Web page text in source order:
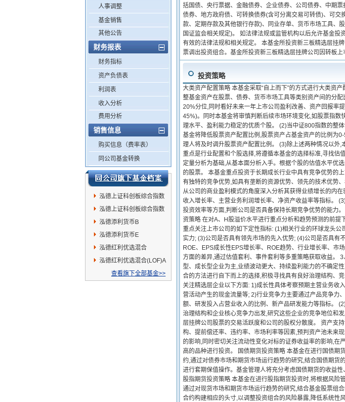
人事调整
基金销售
其他公告
财务报表
财务指标
资产负债表
利润表
收入分析
费用分析
销售信息
购买信息（费率表）
同公司基金转换
泓德上证科创板综合指数
增强A
泓德上证科创板综合指数
增强C
泓德添利货币B
泓德添利货币E
泓德红利优选混合
(LOF)C
泓德红利优选混合(LOF)A
查看旗下全部基金>>
括国债、央行票据、金融债券、企业债券、公司债券、中期
债券、地方政府债、可转换债券(含可分离交易可转债)、可
款、定期存款及其他银行存款)、同业存单、货币市场工具、
国证监会相关规定)。 如法律法规或监管机构以后允许基金
有效的法律法规和相关规定。 本基金所投资新三板精选层挂
票调出投资组合。基金所投资新三板精选层挂牌公司因转板上
投资策略
大类资产配置策略 本基金采取“自上而下”的方式进行大类资
整基金资产在股票、债券、货币市场工具等类别资产间的分
20%分位,同时看好未来一年上市公司盈利改善、资产回报率
45%)。同时本基金将审慎判断后续市场环境变化,如股票指
理水平、盈利能力稳定的优质个股。 (2)当中证800指数的整
基金将降低股票资产配置比例,股票资产占基金资产的比例为
理人将及时调升股票资产配置比例。 (3)除上述两种情况以
重点是行业配置和个股选择,将遵循本基金的选择标准,寻找估
定量分析为基础,从基本面分析入手。根据个股的估值水平优
的股票。 本基金重点投资于长期成长行业中具有竞争优势的
有独特的竞争优势,如具有垄断的资源优势、领先的技术优势
从公司的商业盈利模式的角度深入分析其获得业绩增长的内
收入增长率、主营业务利润增长率、净资产收益率等指标。
投资效率等方面,判断公司是否具备保持长期竞争优势的能力
资策略 在对A、H股溢价水平进行重点分析和趋势预测的前提
重点关注上市公司的如下定性指标: (1)相关行业的环球龙头
实力; (3)公司是否具有领先市场的先入优势; (4)公司是否具有
ROE、EPS成长性EPS增长率、ROE趋势、行业增长率、市
方面的差异,通过估值套利、事件套利等多重策略获取收益。
型、成长型企业为主,业绩波动更大、持续盈利能力的不确定
合的方法进行自下而上的选择,积极寻找具有良好治理结构、
关注精选层企业以下方面: 1)成长性具体考察预期主营业务收
营活动产生的现金流量等; 2)行业竞争力主要通过产品竞争力
额、研发投入占营业收入的比例、新产品研发能力等指标。
治理结构和企业核心竞争力出发,研究这些企业的竞争地位和
层挂牌公司股票的交易活跃度和公司的股权分散度。 资产支
构、提前偿还率、违约率、市场利率等因素,预判资产池未来
的影响,同时密切关注流动性变化对标的证券收益率的影响,
高的品种进行投资。 国债期货投资策略 本基金在进行国债
约,通过对债券市场和期货市场运行趋势的研究,结合国债期货
进行套期保值操作。基金管理人将充分考虑国债期货的收益
股指期货投资策略 本基金在进行股指期货投资时,将根据风险
通过对现货市场和期货市场运行趋势的研究,结合基金股票组
合约构建相应的头寸,以调整投资组合的风险暴露,降低系统性